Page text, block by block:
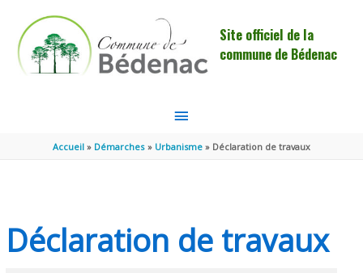
Site officiel de la
commune de Bédenac
MENU
PRINCIPAL
Accueil Démarches Urbanisme Déclaration de travaux
Déclaration de travaux